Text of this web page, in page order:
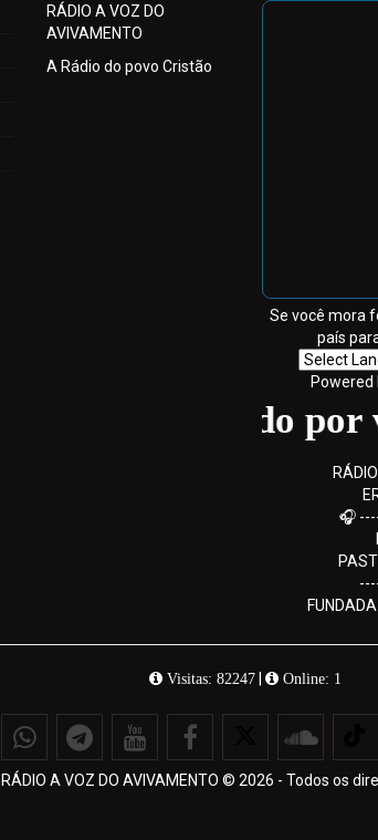
RÁDIO A VOZ DO
AVIVAMENTO
A Rádio do povo Cristão
Se você mora
país
Powered
Obrigado por
🎧
Visitas: 82247 | Online: 1
RÁDIO A VOZ DO AVIVAMENTO © 2026 - Todos os